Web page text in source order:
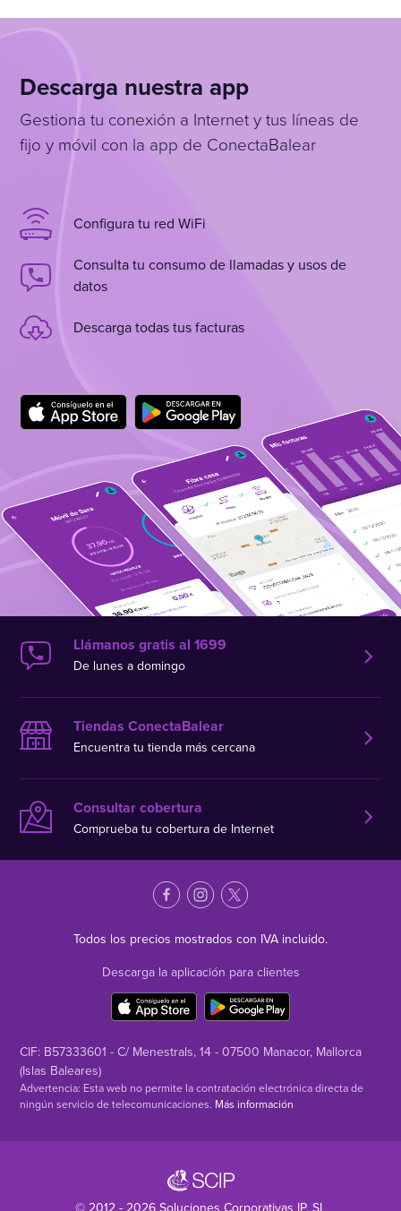
Descarga nuestra app
Gestiona tu conexión a Internet y tus líneas de
fijo y móvil con la app de ConectaBalear
Configura tu red WiFi
Consulta tu consumo de llamadas y usos de
datos
Descarga todas tus facturas
Llámanos gratis al 1699
De lunes a domingo
Tiendas ConectaBalear
Encuentra tu tienda más cercana
Consultar cobertura
Comprueba tu cobertura de Internet
Todos los precios mostrados con IVA incluido.
Descarga la aplicación para clientes
CIF: B57333601 - C/ Menestrals, 14 - 07500 Manacor, Mallorca
(Islas Baleares)
Advertencia: Esta web no permite la contratación electrónica directa de
ningún servicio de telecomunicaciones. Más información
© 2012 - 2026 Soluciones Corporativas IP, SL